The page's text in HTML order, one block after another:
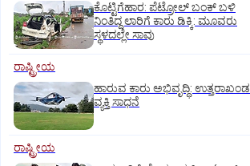
ಕೊಟ್ಟಿಗೆಹಾರ: ಪೆಟ್ರೋಲ್ ಬಂಕ್ ಬಳಿ
ನಿಂತಿದ್ದ ಲಾರಿಗೆ ಕಾರು ಡಿಕ್ಕಿ: ಮೂವರು
ಸ್ಥಳದಲ್ಲೇ ಸಾವು
ರಾಷ್ಟ್ರೀಯ
ಹಾರುವ ಕಾರು ಅಭಿವೃದ್ಧಿ: ಉತ್ತರಾಖಂಡ
ವ್ಯಕ್ತಿ ಸಾಧನೆ
ರಾಷ್ಟ್ರೀಯ